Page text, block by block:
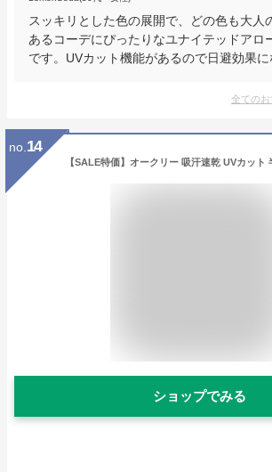
スッキリとした色の展開で、どの色も大人
あるコーデにぴったりなユナイテッドアロ
です。UVカット機能があるので日避効果に
全てのお
no. 14
ショップでみる